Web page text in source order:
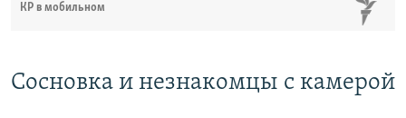
КР в мобильном
Сосновка и незнакомцы с камерой